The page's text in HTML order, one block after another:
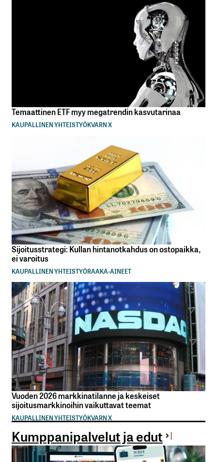
Temaattinen ETF myy megatrendin kasvutarinaa
KAUPALLINEN YHTEISTYÖKVARN X
Sijoitusstrategi: Kullan hintanotkahdus on ostopaikka,
ei varoitus
KAUPALLINEN YHTEISTYÖRAAKA-AINEET
Vuoden 2026 markkinatilanne ja keskeiset
sijoitusmarkkinoihin vaikuttavat teemat
KAUPALLINEN YHTEISTYÖKVARN X
Kumppanipalvelut ja edut